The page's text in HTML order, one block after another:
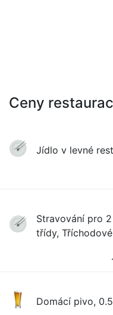
Ceny
Jídlo v levné
Stravování pro
třídy,
Domácí pivo,